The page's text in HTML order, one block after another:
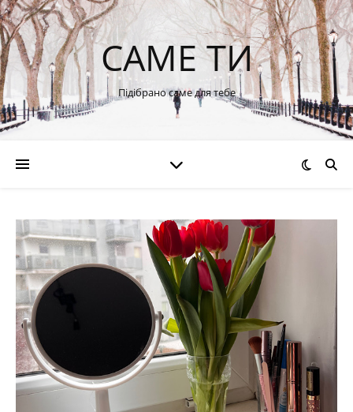
САМЕ ТИ
Підібрано саме для тебе